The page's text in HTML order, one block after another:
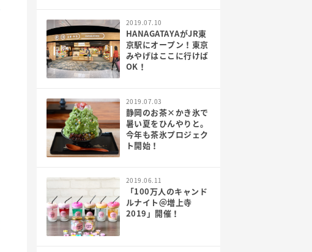
2019.07.10
HANAGATAYAがJR東
京駅にオープン！東京
みやげはここに行けば
OK！
2019.07.03
静岡のお茶×かき氷で
暑い夏をひんやりと。
今年も茶氷プロジェク
ト開始！
2019.06.11
「100万人のキャンド
ルナイト＠増上寺
2019」開催！